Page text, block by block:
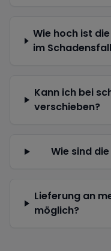
Wie hoch ist
im
Kann ich bei
verschieben?
Wie sind
Lieferung an
möglich?